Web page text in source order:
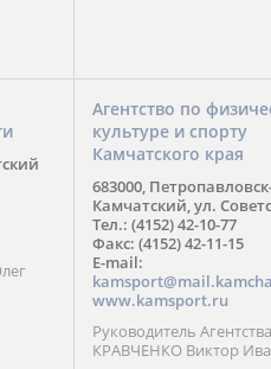
Агентство по
культуре и спорту
Камчатского края
683000,
Камчатский, ул.
Тел.: (4152) 42-10-77
Факс: (4152) 42-11-15
E-mail:
www.kamsport.ru
Руководитель
КРАВЧЕНКО Виктор